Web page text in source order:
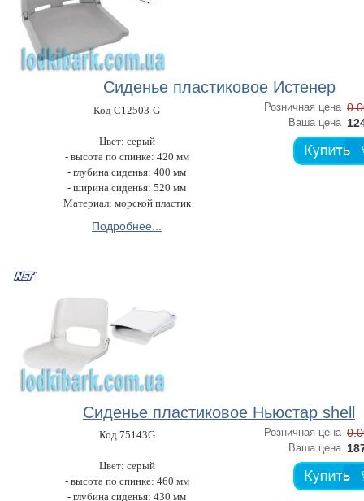
Сиденье пластиковое Истенер
Код C12503-G
Цвет: серый
- высота по спинке: 420 мм
- глубина сиденья: 400 мм
- ширина сиденья: 520 мм
Материал: морской пластик
Подробнее...
Розничная цена
Ваша цена
Сиденье пластиковое Ньюстар shell
Код 75143G
Цвет: серый
- высота по спинке: 460 мм
- глубина сиденья: 430 мм
Розничная цена
Ваша цена